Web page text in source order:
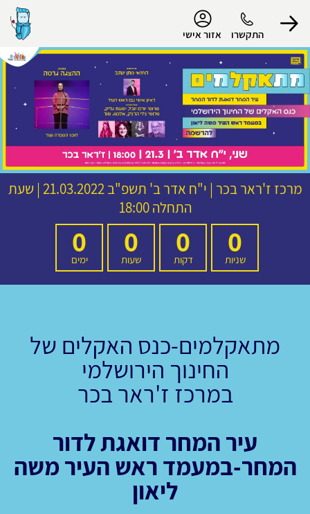
התקשרו אזור אישי
הפרופיל שלי
התנתק
מרכז ז'ראר בכר | י"ח אדר ב' תשפ"ב
21.03.2022 | שעת
התחלה 18:00
0
שניות
0
דקות
0
שעות
0
ימים
מתאקלמים-כנס האקלים של
החינוך הירושלמי
במרכז ז'ראר בכר
עיר המחר דואגת לדור
המחר-במעמד ראש העיר משה
ליאון